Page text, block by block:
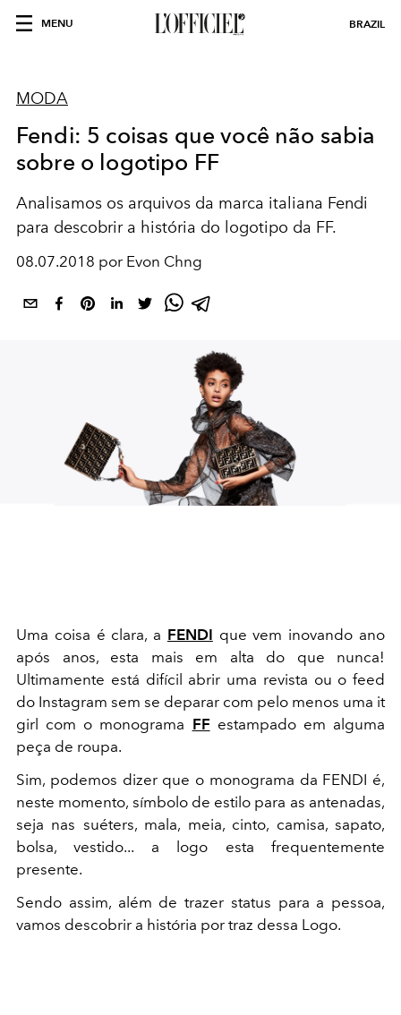
MENU BRAZIL
MODA
Fendi: 5 coisas que você não sabia
sobre o logotipo FF
Analisamos os arquivos da marca italiana Fendi
para descobrir a história do logotipo da FF.
08.07.2018 por Evon Chng
Uma coisa é clara, a FENDI que vem inovando ano
após anos, esta mais em alta do que nunca!
Ultimamente está difícil abrir uma revista ou o feed
do Instagram sem se deparar com pelo menos uma it
girl com o monograma FFestampado em alguma
peça de roupa.
Sim, podemos dizer que o monograma da FENDI é,
neste momento, símbolo de estilo para as antenadas,
seja nas suéters, mala, meia, cinto, camisa, sapato,
bolsa, vestido... a logo esta frequentemente
presente.
Sendo assim, além de trazer status para a pessoa,
vamos descobrir a história por traz dessa Logo.